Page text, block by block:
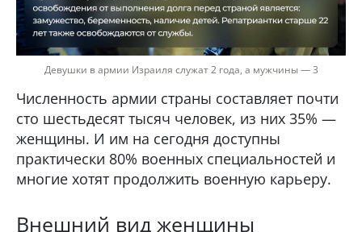
Девушки в армии Израиля служат 2 года, а мужчины — 3
Численность армии страны составляет почти
сто шестьдесят тысяч человек, из них 35% —
женщины. И им на сегодня доступны
практически 80% военных специальностей и
многие хотят продолжить военную карьеру.
Внешний вид женщины